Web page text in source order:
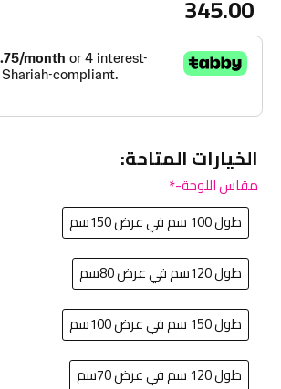
345.00
الخيارات المتاحة:
مقاس اللوحة-
طول 100 سم في عرض 150سم
طول 120سم في عرض 80سم
طول 150 سم في عرض 100سم
طول 120 سم في عرض 70سم